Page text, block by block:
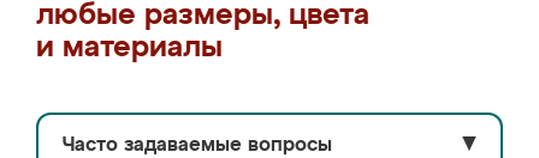
любые размеры, цвета
и материалы
Часто задаваемые вопросы ▼